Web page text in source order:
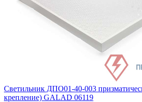
Светильник ДПО01-40-003
крепление) GALAD 06119